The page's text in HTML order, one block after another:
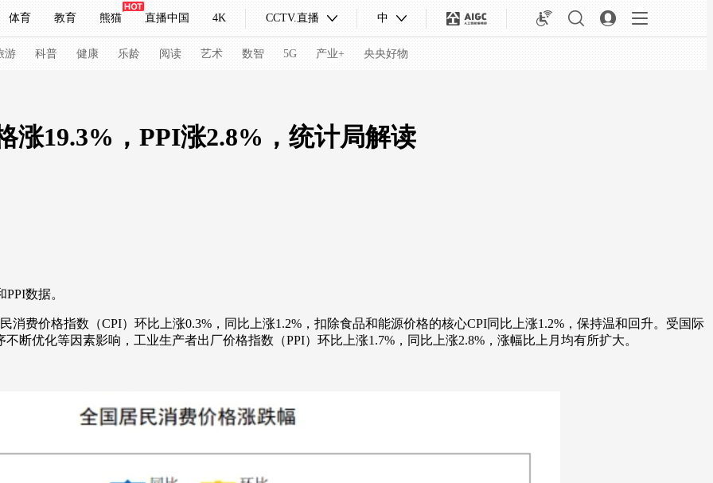
体育 教育 熊猫 直播中国 4K CCTV.直播 中
妙语 热解读 天天学习
持人 下载央视影音
游 科普 健康 乐龄 阅读 艺术 数智 5G 产业+ 央央好物
会 中超 国际足球 综合体育
体育江湖 文化体育 冰雪道路 足球道路
超级工厂 智敬中国 全民健康 颜选攻略
涨19.3%，PPI涨2.8%，统计局解读
数据。
价格指数（CPI）环比上涨0.3%，同比上涨1.2%，扣除食品和能源价格的核心CPI同比上涨1.2%，保持温和回升。受国际
断优化等因素影响，工业生产者出厂价格指数（PPI）环比上涨1.7%，同比上涨2.8%，涨幅比上月均有所扩大。